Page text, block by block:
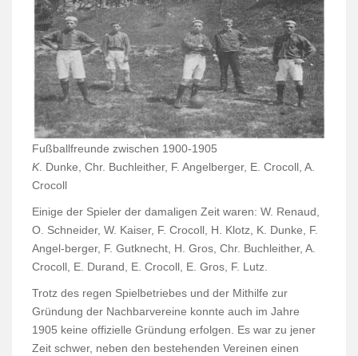
Fußballfreunde zwischen 1900-1905
K. Dunke, Chr. Buchleither, F. Angelberger, E. Crocoll, A.
Crocoll
Einige der Spieler der damaligen Zeit waren: W. Renaud,
O. Schneider, W. Kaiser, F. Crocoll, H. Klotz, K. Dunke, F.
Angel-berger, F. Gutknecht, H. Gros, Chr. Buchleither, A.
Crocoll, E. Durand, E. Crocoll, E. Gros, F. Lutz.
Trotz des regen Spielbetriebes und der Mithilfe zur
Gründung der Nachbarvereine konnte auch im Jahre
1905 keine offizielle Gründung erfolgen. Es war zu jener
Zeit schwer, neben den bestehenden Vereinen einen